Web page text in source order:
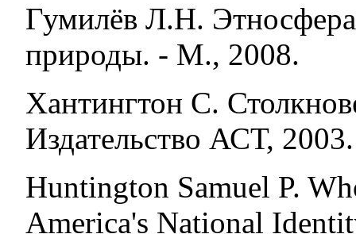
Гумилёв Л.Н.
природы. - М., 2008.
Хантингтон С.
Издательство АСТ,
Huntington Samuel P.
America's National